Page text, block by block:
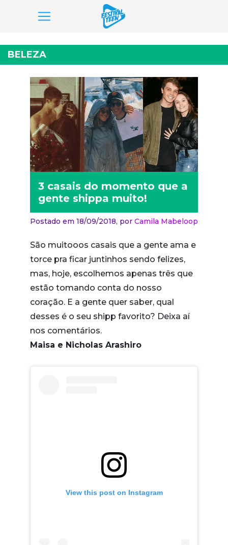
para
o
conteúdo
BELEZA
3 casais do momento que a
gente shippa muito!
Postado em 18/09/2018, por Camila Mabeloop
São muitooos casais que a gente ama e
torce pra ficar juntinhos sendo felizes,
mas, hoje, escolhemos apenas três que
estão tomando conta do nosso
coração. E a gente quer saber, qual
desses é o seu shipp favorito? Deixa aí
nos comentários.
Maisa e Nicholas Arashiro
View this post on Instagram